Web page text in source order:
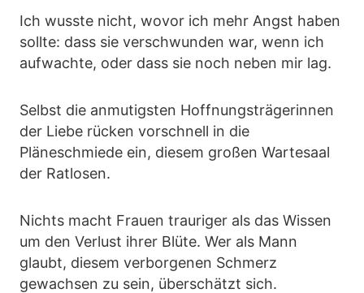
Ich wusste nicht, wovor ich mehr Angst haben
sollte: dass sie verschwunden war, wenn ich
aufwachte, oder dass sie noch neben mir lag.
Selbst die anmutigsten Hoffnungsträgerinnen
der Liebe rücken vorschnell in die
Pläneschmiede ein, diesem großen Wartesaal
der Ratlosen.
Nichts macht Frauen trauriger als das Wissen
um den Verlust ihrer Blüte. Wer als Mann
glaubt, diesem verborgenen Schmerz
gewachsen zu sein, überschätzt sich.